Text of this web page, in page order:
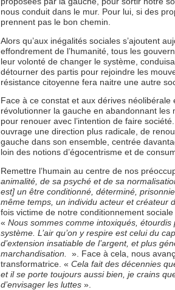
nous conduit dans le mur. Pour lui, si des
prennent pas le bon chemin.
Alors qu’aux inégalités sociales s’ajoutent
effondrement de l’humanité, tous les
leur volonté de changer le système,
détourner des partis pour rejoindre les
résistance citoyenne fera naitre une autre
Face à ce constat et aux dérives néolibérale
révolutionner la gauche en abandonnant les
pour renouer avec l’intention de faire
ouvrage une direction plus radicale, de
gauche dans son ensemble, centrée
loin des notions d’égocentrisme et de
Remettre l’humain au centre de nos
animalité, de sa psyché et de sa
est] un être conditionné, déterminé,
même temps, un individu acteur et créateur
fois victime de notre conditionnement
« Nous sommes comme intoxiqués,
système. L’air qu’on y respire est celui du
d’extension insatiable de l’argent, et plus
marchandisation.
». Face à cela, nous
transformatrice. « Cela fait des décennies
et il se porte toujours aussi bien, je crains
d’envisager les luttes ».